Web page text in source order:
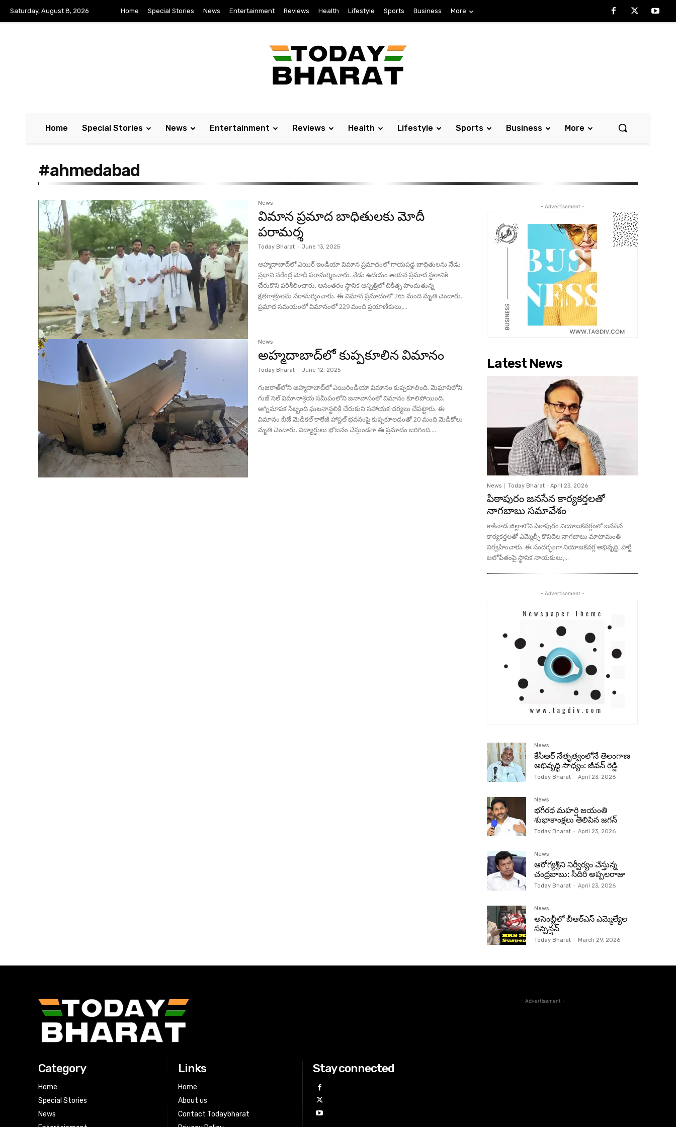
Saturday, August 8, 2026 Home Special Stories News Entertainment Reviews Health Lifestyle Sports Business More
Home Special Stories News Entertainment Reviews Health Lifestyle Sports Business More
#ahmedabad
News
విమాన ప్ర‌మాద బాధితుల‌కు మోదీ
ప‌రామ‌ర్శ‌
Today Bharat - June 13, 2025
అహ్మ‌దాబాద్‌లో ఎయిర్ ఇండియా విమాన ప్ర‌మాదంలో గాయ‌ప‌డ్డ బాధితుల‌ను నేడు
ప్ర‌ధాని న‌రేంద్ర మోదీ ప‌రామ‌ర్శించారు. నేడు ఉద‌యం ఆయ‌న ప్ర‌మాద స్థ‌లానికి
చేరుకొని ప‌రిశీలించారు. అనంత‌రం స్థానిక ఆస్ప‌త్రిలో చికిత్స పొందుతున్న
క్ష‌త‌గాత్రుల‌ను ప‌రామ‌ర్శించారు. ఈ విమాన ప్రమాదంలో 265 మంది మృతి చెందారు.
ప్ర‌మాద స‌మ‌యంలో విమానంలో 229 మంది ప్రయాణికులు,...
News
అహ్మ‌దాబాద్‌లో కుప్ప‌కూలిన విమానం
Today Bharat - June 12, 2025
గుజరాత్‌లోని అహ్మదాబాద్‌లో ఎయిరిండియా విమానం కుప్ప‌కూలింది. మెఘానిలోని
గుజ్ సెల్ విమానాశ్రయ సమీపంలోని జనావాసంలో విమానం కూలిపోయింది.
అగ్నిమాపక సిబ్బంది ఘటనాస్థలికి చేరుకుని సహాయక చర్యలు చేపట్టారు. ఈ
విమానం బీజే మెడికల్ కాలేజీ హాస్టల్ భవనంపై కుప్పకూల‌డంతో 20 మంది మెడికోలు
మృతి చెందారు. విద్యార్థులు భోజనం చేస్తుండగా ఈ ప్రమాదం జ‌రిగింది....
- Advertisement -
Latest News
News Today Bharat - April 23, 2026
పిఠాపురం జనసేన కార్యకర్తలతో
నాగబాబు సమావేశం
కాకినాడ జిల్లాలోని పిఠాపురం నియోజకవర్గంలో జనసేన
కార్యకర్తలతో ఎమ్మెల్సీ కొనిదెల నాగబాబు మాటామంతి
నిర్వహించారు. ఈ సందర్భంగా నియోజకవర్గ అభివృద్ధి, పార్టీ
బలోపేతంపై స్థానిక నాయకులు,...
- Advertisement -
News
కేసీఆర్ నేతృత్వంలోనే తెలంగాణ
అభివృద్ధి సాధ్యం: జీవన్ రెడ్డి
Today Bharat - April 23, 2026
News
భగీరథ మహర్షి జయంతి
శుభాకాంక్షలు తెలిపిన జగన్‌
Today Bharat - April 23, 2026
News
ఆరోగ్యశ్రీని నిర్వీర్యం చేస్తున్న
చంద్రబాబు: సీదిరి అప్పలరాజు
Today Bharat - April 23, 2026
News
అసెంబ్లీలో బీఆర్‌ఎస్ ఎమ్మెల్యేల
సస్పెన్షన్‌
Today Bharat - March 29, 2026
Category
Home
Special Stories
News
Links
Home
About us
Contact Todaybharat
Stay connected
- Advertisement -